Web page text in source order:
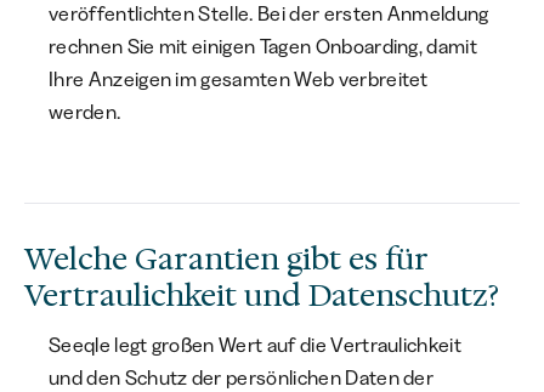
veröffentlichten Stelle. Bei der ersten Anmeldung
rechnen Sie mit einigen Tagen Onboarding, damit
Ihre Anzeigen im gesamten Web verbreitet
werden.
Welche Garantien gibt es für
Vertraulichkeit und Datenschutz?
Seeqle legt großen Wert auf die Vertraulichkeit
und den Schutz der persönlichen Daten der